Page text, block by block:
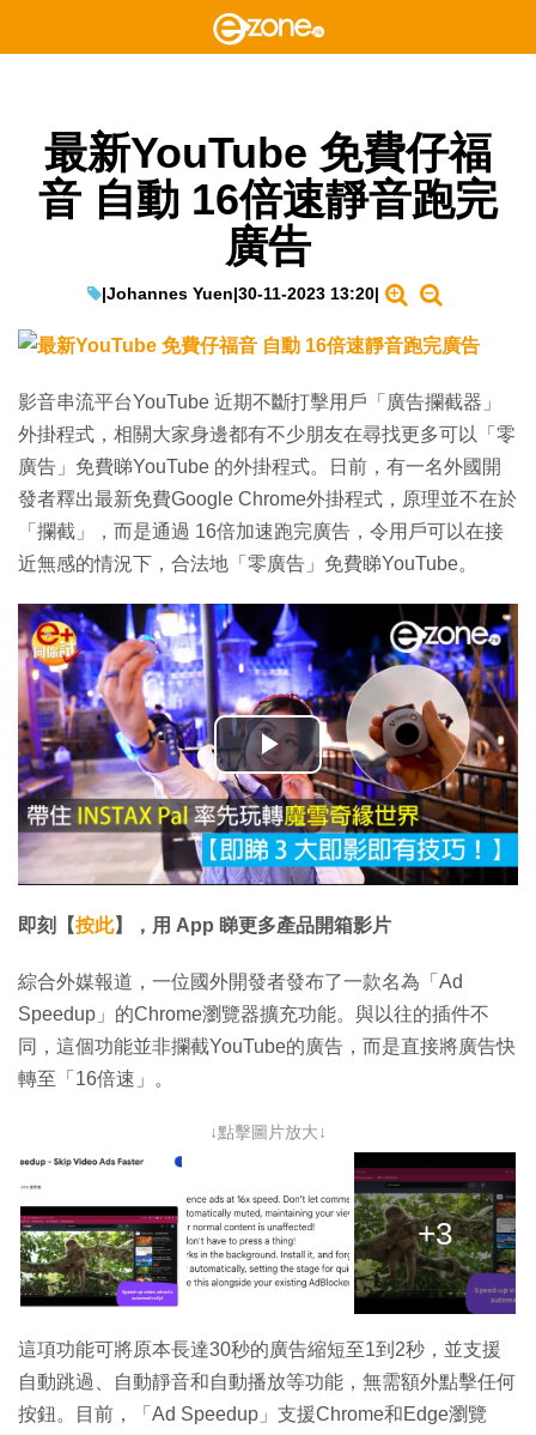
最新YouTube 免費仔福
音 自動 16倍速靜音跑完
廣告
|Johannes Yuen|30-11-2023 13:20|
影音串流平台YouTube 近期不斷打擊用戶「廣告攔截器」
外掛程式，相關大家身邊都有不少朋友在尋找更多可以「零
廣告」免費睇YouTube 的外掛程式。日前，有一名外國開
發者釋出最新免費Google Chrome外掛程式，原理並不在於
「攔截」，而是通過 16倍加速跑完廣告，令用戶可以在接
近無感的情況下，合法地「零廣告」免費睇YouTube。
播
放
影
片
即刻【按此】，用 App 睇更多產品開箱影片
綜合外媒報道，一位國外開發者發布了一款名為「Ad
Speedup」的Chrome瀏覽器擴充功能。與以往的插件不
同，這個功能並非攔截YouTube的廣告，而是直接將廣告快
轉至「16倍速」。
↓點擊圖片放大↓
+3
這項功能可將原本長達30秒的廣告縮短至1到2秒，並支援
自動跳過、自動靜音和自動播放等功能，無需額外點擊任何
按鈕。目前，「Ad Speedup」支援Chrome和Edge瀏覽